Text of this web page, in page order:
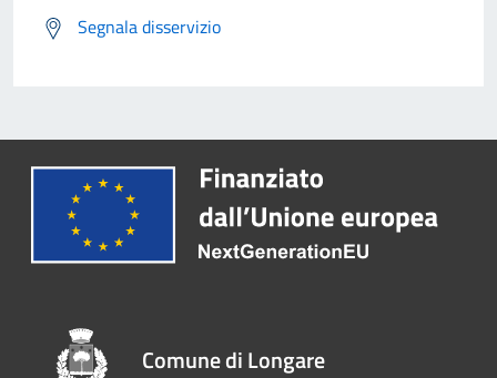
Segnala disservizio
Comune di Longare